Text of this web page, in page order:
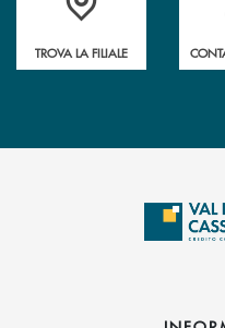
TROVA LA FILIALE